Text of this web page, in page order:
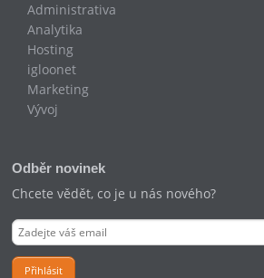
Administrativa
Analytika
Hosting
igloonet
Marketing
Vývoj
Odběr novinek
Chcete vědět, co je u nás nového?